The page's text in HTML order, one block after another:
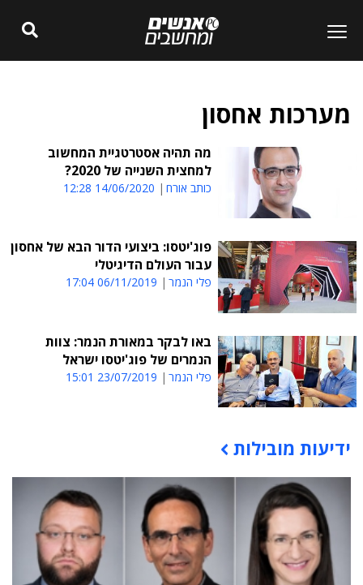
מערכות אחסון
מה תהיה אסטרטגיית המחשוב
למחצית השנייה של 2020?
כותב אורח 14/06/2020 12:28
פוג'יטסו: ביצועי הדור הבא של אחסון
עבור העולם הדיגיטלי
פלי הנמר 06/11/2019 17:04
באו לבקר במאורת הנמר: צוות
הנמרים של פוג'יטסו ישראל
פלי הנמר 23/07/2019 15:01
תוכן פרסומי
ידיעות מובילות